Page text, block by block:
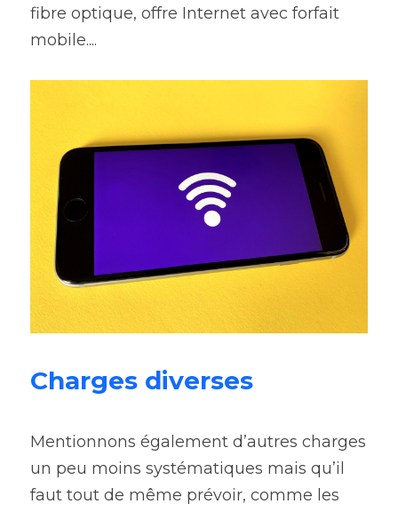
fibre optique, offre Internet avec forfait
mobile....
Charges diverses
Mentionnons également d’autres charges
un peu moins systématiques mais qu’il
faut tout de même prévoir, comme les